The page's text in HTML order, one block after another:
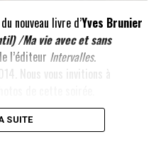
sur FanMusik.
la peau d’un monstre
»
nouveau livre d’Yves Brunier
/Ma vie avec et sans
l’éditeur Intervalles.
Nous vous invitions à
SUITE